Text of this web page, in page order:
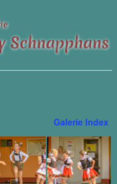
Galerie Index